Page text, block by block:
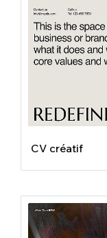
CV créatif